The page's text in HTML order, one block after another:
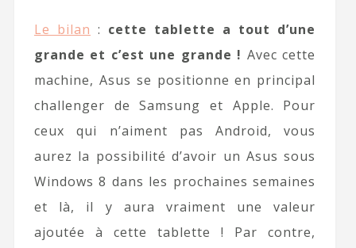
Le bilan : cette tablette a tout d’une
grande et c’est une grande ! Avec cette
machine, Asus se positionne en principal
challenger de Samsung et Apple. Pour
ceux qui n’aiment pas Android, vous
aurez la possibilité d’avoir un Asus sous
Windows 8 dans les prochaines semaines
et là, il y aura vraiment une valeur
ajoutée à cette tablette ! Par contre,